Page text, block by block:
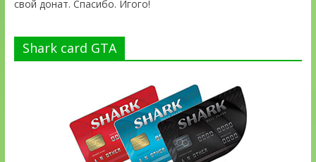
свой донат. Спасибо. Игого!
Shark card GTA